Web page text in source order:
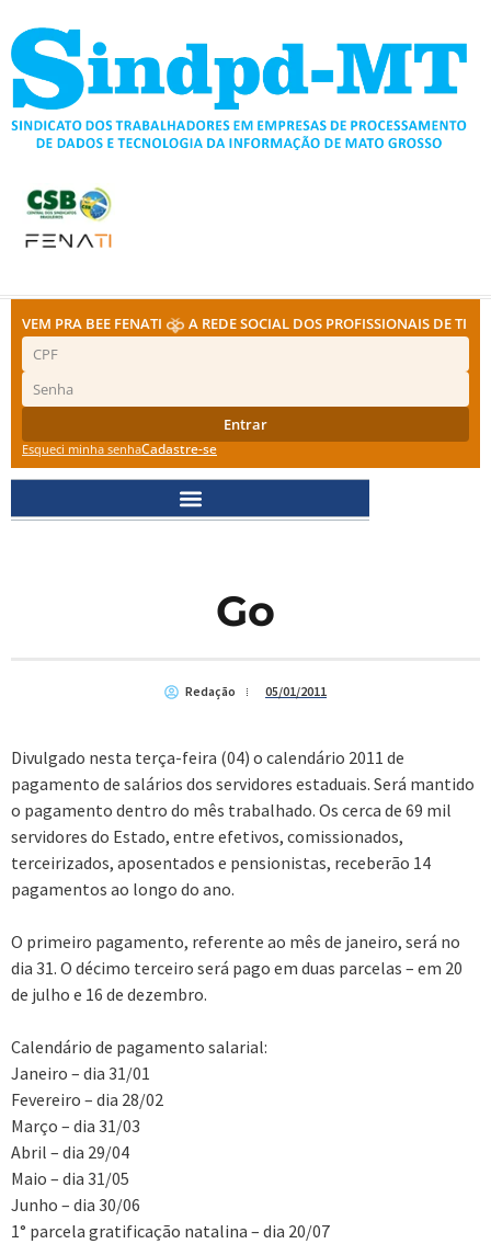
para
conteúdo
VEM PRA BEE FENATI A REDE SOCIAL DOS PROFISSIONAIS DE TI
Entrar
Esqueci minha senhaCadastre-se
Go
Redação 05/01/2011
Divulgado nesta terça-feira (04) o calendário 2011 de
pagamento de salários dos servidores estaduais. Será mantido
o pagamento dentro do mês trabalhado. Os cerca de 69 mil
servidores do Estado, entre efetivos, comissionados,
terceirizados, aposentados e pensionistas, receberão 14
pagamentos ao longo do ano.
O primeiro pagamento, referente ao mês de janeiro, será no
dia 31. O décimo terceiro será pago em duas parcelas – em 20
de julho e 16 de dezembro.
Calendário de pagamento salarial:
Janeiro – dia 31/01
Fevereiro – dia 28/02
Março – dia 31/03
Abril – dia 29/04
Maio – dia 31/05
Junho – dia 30/06
1° parcela gratificação natalina – dia 20/07